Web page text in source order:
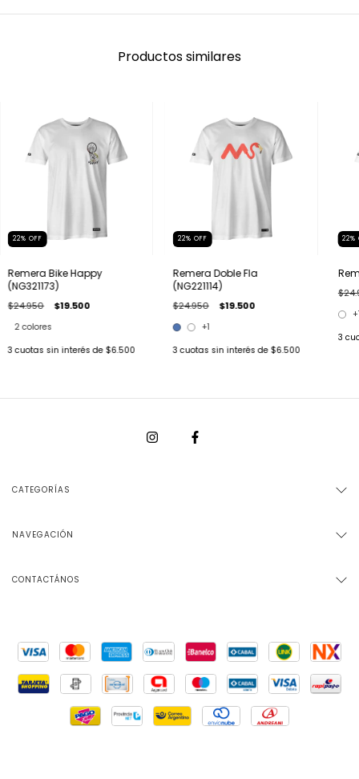
Productos similares
22% OFF
Remera Bike Happy
(NG321173)
$24.950 $19.500
2 colores
3 cuotas sin interés de $6.500
22% OFF
Remera Doble Fla
(NG221114)
$24.950 $19.500
+1
3 cuotas sin interés de $6.500
22%
3
CATEGORÍAS
NAVEGACIÓN
CONTACTÁNOS